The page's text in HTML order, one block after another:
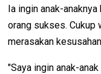
Ia ingin anak-
orang sukses. Cukup
merasakan
"Saya ingin anak-